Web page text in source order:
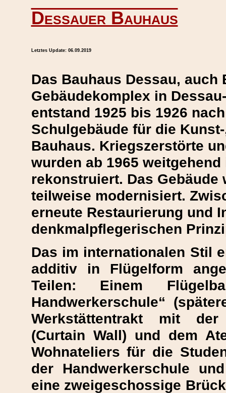
Dessauer Bauhaus
Letztes Update: 06.09.2019
Das Bauhaus Dessau,
Gebäudekomplex in
entstand 1925 bis 1926
Schulgebäude für die
Bauhaus. Kriegszerstörte
wurden ab 1965
rekonstruiert. Das
teilweise modernisiert.
erneute Restaurierung und
denkmalpflegerischen
Das im internationalen Stil
additiv in Flügelform
Teilen: Einem
Handwerkerschule“
Werkstättentrakt mit der
(Curtain Wall) und dem
Wohnateliers für die
der Handwerkerschule
eine zweigeschossige